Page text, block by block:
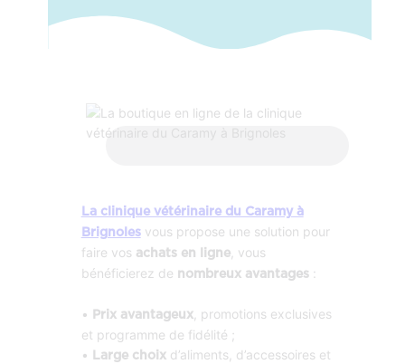
La clinique vétérinaire du Caramy à
Brignoles vous propose une solution pour
faire vos achats en ligne, vous
bénéficierez de nombreux avantages:
• Prix avantageux
, promotions exclusives
et programme de fidélité ;
•
Large choix d’aliments, d’accessoires et